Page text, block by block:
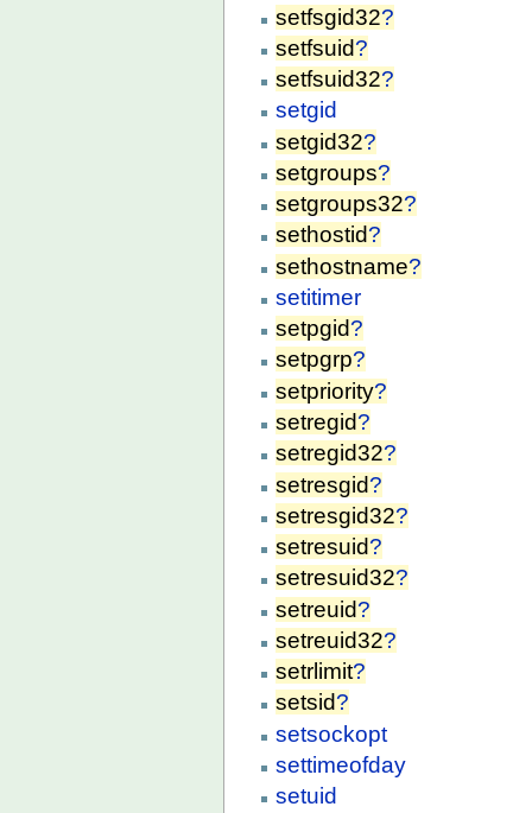
setfsgid32?
setfsuid?
setfsuid32?
setgid
setgid32?
setgroups?
setgroups32?
sethostid?
sethostname?
setitimer
setpgid?
setpgrp?
setpriority?
setregid?
setregid32?
setresgid?
setresgid32?
setresuid?
setresuid32?
setreuid?
setreuid32?
setrlimit?
setsid?
setsockopt
settimeofday
setuid